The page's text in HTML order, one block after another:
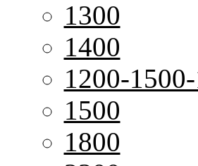
1300
1400
1200-
1500
1800